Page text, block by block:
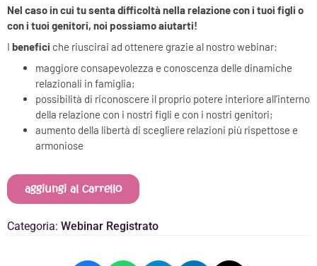
Nel caso in cui tu senta difficoltà nella relazione con i tuoi figli o
con i tuoi genitori, noi possiamo aiutarti!
I benefici che riuscirai ad ottenere grazie al nostro webinar:
maggiore consapevolezza e conoscenza delle dinamiche
relazionali in famiglia;
possibilità di riconoscere il proprio potere interiore all’interno
della relazione con i nostri figli e con i nostri genitori;
aumento della libertà di scegliere relazioni più rispettose e
armoniose
aggiungi al carrello
Categoria: Webinar Registrato